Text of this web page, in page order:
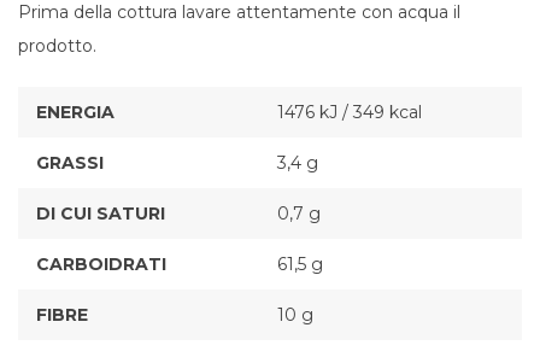
Prima della cottura lavare attentamente con acqua il
prodotto.
ENERGIA 1476 kJ / 349 kcal
GRASSI 3,4 g
DI CUI SATURI 0,7 g
CARBOIDRATI 61,5 g
FIBRE 10 g